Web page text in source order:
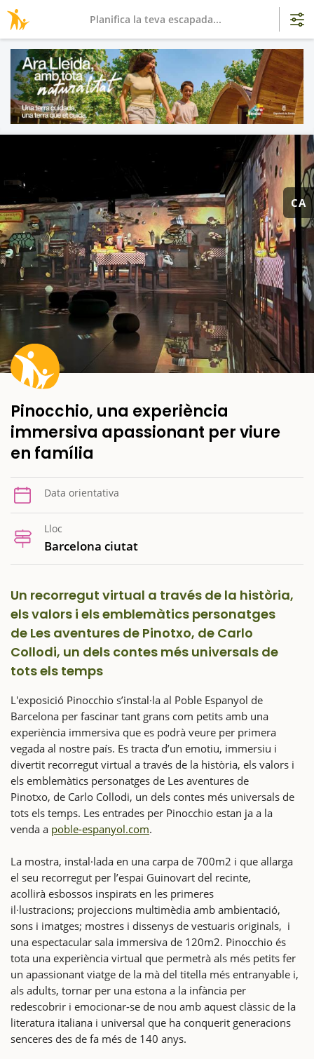
CA
Pinocchio, una experiència
immersiva apassionant per viure
en família
Data orientativa
Lloc
Barcelona ciutat
Un recorregut virtual a través de la història,
els valors i els emblemàtics personatges
de Les aventures de Pinotxo, de Carlo
Collodi, un dels contes més universals de
tots els temps
L'exposició Pinocchio s’instal·la al Poble Espanyol de
Barcelona per fascinar tant grans com petits amb una
experiència immersiva que es podrà veure per primera
vegada al nostre país. Es tracta d’un emotiu, immersiu i
divertit recorregut virtual a través de la història, els valors i
els emblemàtics personatges de Les aventures de
Pinotxo, de Carlo Collodi, un dels contes més universals de
tots els temps. Les entrades per Pinocchio estan ja a la
venda a poble-espanyol.com.
La mostra, instal·lada en una carpa de 700m2 i que allarga
el seu recorregut per l’espai Guinovart del recinte,
acollirà esbossos inspirats en les primeres
il·lustracions; projeccions multimèdia amb ambientació,
sons i imatges; mostres i dissenys de vestuaris originals, i
una espectacular sala immersiva de 120m2. Pinocchio és
tota una experiència virtual que permetrà als més petits fer
un apassionant viatge de la mà del titella més entranyable i,
als adults, tornar per una estona a la infància per
redescobrir i emocionar-se de nou amb aquest clàssic de la
literatura italiana i universal que ha conquerit generacions
senceres des de fa més de 140 anys.
Planifica la teva escapada...